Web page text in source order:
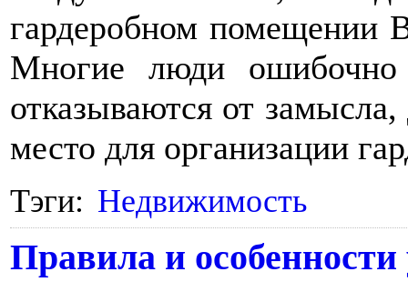
гардеробном помещении
Многие люди
отказываются от
место для организации
Тэги: Недвижимость
Правила и